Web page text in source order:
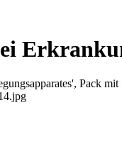
Pack mit